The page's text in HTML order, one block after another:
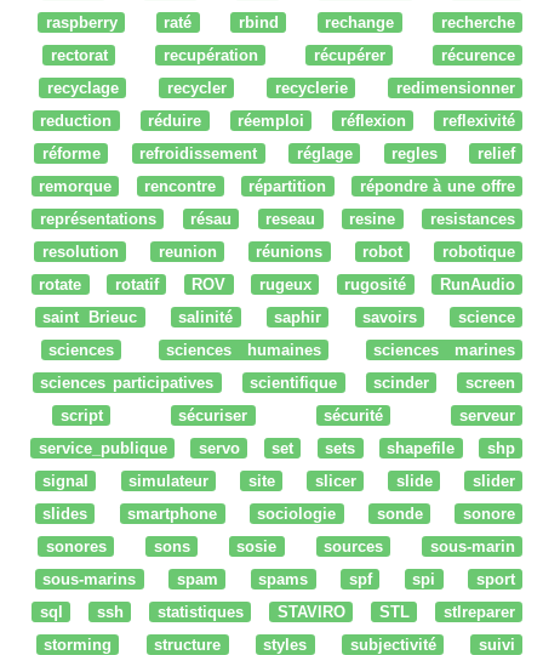
raspberry
raté rbind rechange
recherche
rectorat
recupération récupérer
récurence
recyclage
recycler recyclerie
redimensionner
reduction
réduire réemploi réflexion
reflexivité
réforme
refroidissement réglage regles
relief
remorque
rencontre répartition
répondre à une offre
représentations
résau reseau resine
resistances
resolution
reunion réunions robot
robotique
rotate
rotatif ROV rugeux rugosité
RunAudio
saint Brieuc
salinité saphir savoirs
science
sciences
sciences humaines
sciences marines
sciences participatives
scientifique scinder
screen
script
sécuriser sécurité
serveur
service_publique
servo set sets shapefile
shp
signal
simulateur site slicer slide
slider
slides
smartphone sociologie sonde
sonore
sonores
sons sosie sources
sous-marin
sous-marins
spam spams spf spi
sport
sql
ssh statistiques STAVIRO STL
stlreparer
storming
structure styles subjectivité
suivi